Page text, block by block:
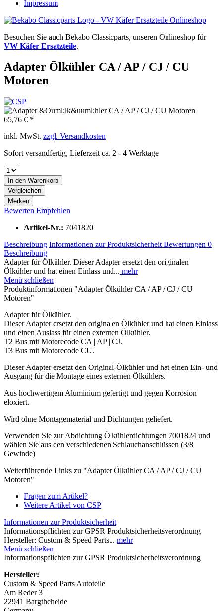
Impressum
Besuchen Sie auch Bekabo Classicparts, unseren Onlineshop für
VW Käfer Ersatzteile.
Adapter Ölkühler CA / AP / CJ / CU
Motoren
65,76 € *
inkl. MwSt. zzgl. Versandkosten
Sofort versandfertig, Lieferzeit ca. 2 - 4 Werktage
In den Warenkorb
Vergleichen
Merken
Bewerten Empfehlen
Artikel-Nr.: 7041820
Beschreibung Informationen zur Produktsicherheit Bewertungen 0
Beschreibung
Adapter für Ölkühler. Dieser Adapter ersetzt den originalen
Ölkühler und hat einen Einlass und... mehr
Menü schließen
Produktinformationen "Adapter Ölkühler CA / AP / CJ / CU
Motoren"
Adapter für Ölkühler.
Dieser Adapter ersetzt den originalen Ölkühler und hat einen Einlass
und einen Auslass für einen externen Ölkühler.
T2 Bus mit Motorecode CA | AP | CJ.
T3 Bus mit Motorecode CU.
Dieser Adapter ersetzt den Original-Ölkühler und hat einen Ein- und
Ausgang für die Montage eines externen Ölkühlers.
Aus hochwertigem Aluminium gefertigt und gegen Korrosion
eloxiert.
Wird ohne Montagematerial und Dichtungen geliefert.
Verwenden Sie zur Abdichtung Ölkühlerdichtungen 7001824 und
wählen Sie aus den verschiedenen Schlauchanschlüssen (3/8
Gewinde)
Weiterführende Links zu "Adapter Ölkühler CA / AP / CJ / CU
Motoren"
Fragen zum Artikel?
Weitere Artikel von CSP
Informationen zur Produktsicherheit
Informationspflichten zur GPSR Produktsicherheitsverordnung
Hersteller: Custom & Speed Parts... mehr
Menü schließen
Informationspflichten zur GPSR Produktsicherheitsverordnung
Hersteller:
Custom & Speed Parts Autoteile
Am Reder 3
22941 Bargtheheide